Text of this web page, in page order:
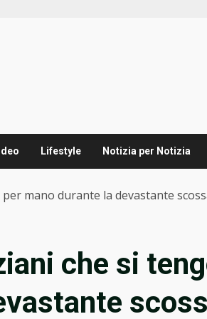
Lifestyle Notizia per Notizia
mano durante la devastante
che si